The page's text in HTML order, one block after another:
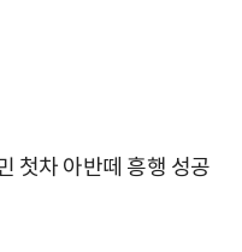
첫차 아반떼 흥행 성공